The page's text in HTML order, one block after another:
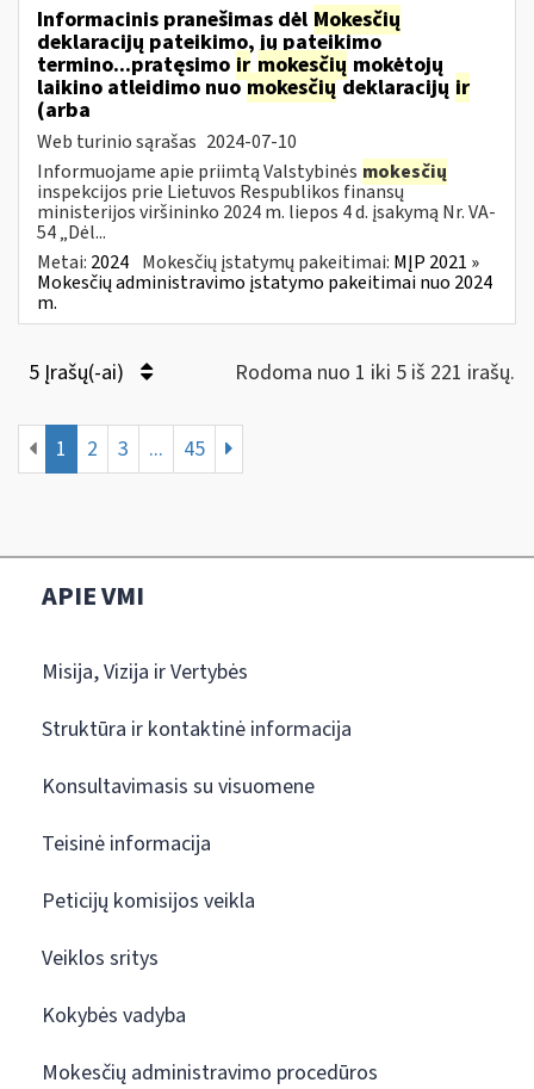
Informacinis pranešimas dėl Mokesčių
deklaracijų pateikimo, jų pateikimo
termino...pratęsimo ir mokesčių mokėtojų
laikino atleidimo nuomokesčiųdeklaracijų ir
(arba
Web turinio sąrašas 2024-07-10
Informuojame apie priimtą Valstybinės mokesčių
inspekcijos prie Lietuvos Respublikos finansų
ministerijos viršininko 2024 m. liepos 4 d. įsakymą Nr. VA-
54 „Dėl...
Metai: 2024 Mokesčių įstatymų pakeitimai: MĮP 2021 »
Mokesčių administravimo įstatymo pakeitimai nuo 2024
m.
5 Įrašų(-ai) Rodoma nuo 1 iki 5 iš 221 irašų.
1 2 3 ... 45
APIE VMI
Misija, Vizija ir Vertybės
Struktūra ir kontaktinė informacija
Konsultavimasis su visuomene
Teisinė informacija
Peticijų komisijos veikla
Veiklos sritys
Kokybės vadyba
Mokesčių administravimo procedūros